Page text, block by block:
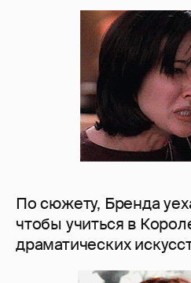
По сюжету, Бренда
чтобы учиться в
драматических